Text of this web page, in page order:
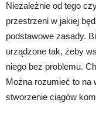
Niezależnie od tego
przestrzeni w jakiej
podstawowe zasady.
urządzone tak, żeby
niego bez problemu.
Można rozumieć to na
stworzenie ciągów